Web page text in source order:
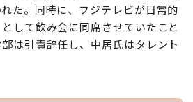
た。同時に、フジテレビが日常的
して飲み会に同席させていたこと
は引責辞任し、中居氏はタレント